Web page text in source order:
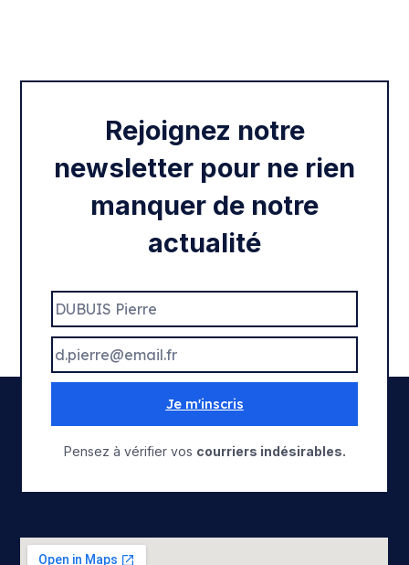
Rejoignez notre
newsletter pour ne rien
manquer de notre
actualité
Je m'inscris
Pensez à vérifier vos courriers indésirables.